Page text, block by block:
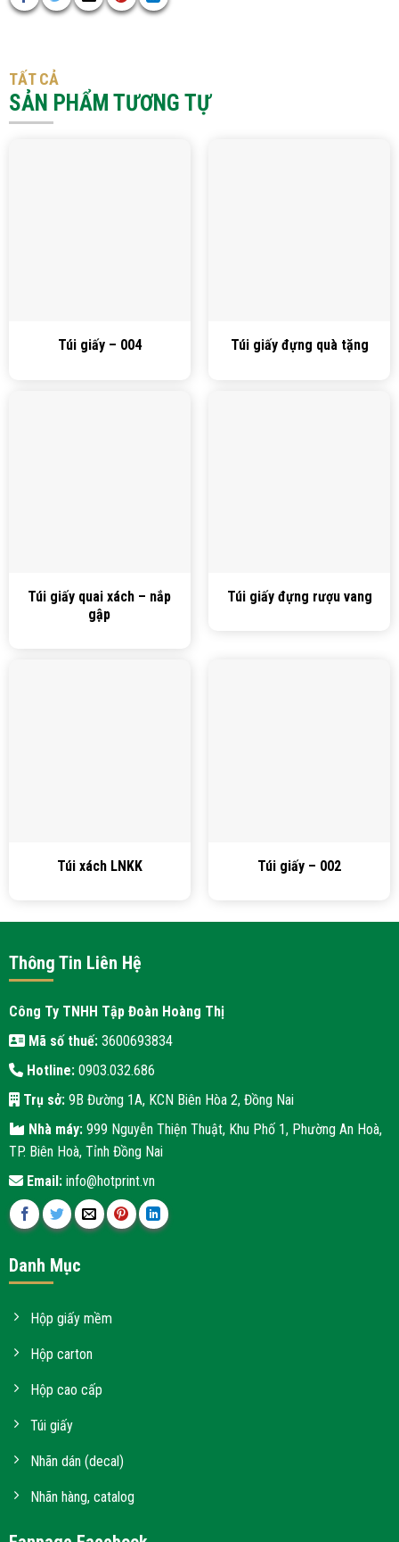
TẤT CẢ
SẢN PHẨM TƯƠNG TỰ
Túi giấy – 004 Túi giấy đựng quà tặng
Túi giấy quai xách – nắp
gập
Túi giấy đựng rượu vang
Túi xách LNKK Túi giấy – 002
Thông Tin Liên Hệ
Công Ty TNHH Tập Đoàn Hoàng Thị
Mã số thuế:3600693834
Hotline:0903.032.686
Trụ sở:9B Đường 1A, KCN Biên Hòa 2, Đồng Nai
Nhà máy:999 Nguyễn Thiện Thuật, Khu Phố 1, Phường An Hoà,
TP. Biên Hoà, Tỉnh Đồng Nai
Email:info@hotprint.vn
Danh Mục
Hộp giấy mềm
Hộp carton
Hộp cao cấp
Túi giấy
Nhãn dán (decal)
Nhãn hàng, catalog